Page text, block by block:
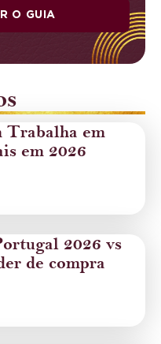
O GUIA
Trabalha em
em 2026
2026 vs
de compra